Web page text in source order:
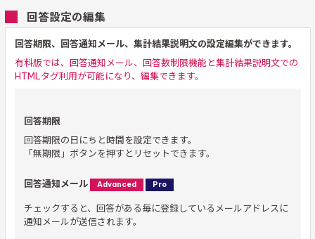
回答設定の編集
回答期限、回答通知メール、集計結果説明文の設定編集ができます。
有料版では、回答通知メール、回答数制限機能と集計結果説明文での
HTMLタグ利用が可能になり、編集できます。
回答期限
回答期限の日にちと時間を設定できます。
「無期限」ボタンを押すとリセットできます。
回答通知メール Advanced Pro
チェックすると、回答がある毎に登録しているメールアドレスに
通知メールが送信されます。